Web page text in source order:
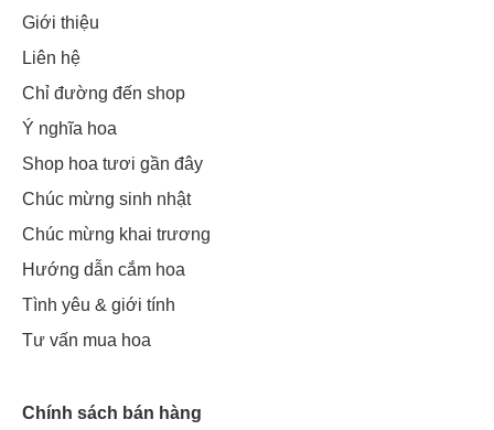
Giới thiệu
Liên hệ
Chỉ đường đến shop
Ý nghĩa hoa
Shop hoa tươi gần đây
Chúc mừng sinh nhật
Chúc mừng khai trương
Hướng dẫn cắm hoa
Tình yêu & giới tính
Tư vấn mua hoa
Chính sách bán hàng